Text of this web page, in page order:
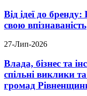
Від ідеї до
свою впізнаваність
27-Лип-2026
Влада, бізнес та
спільні виклики
громад